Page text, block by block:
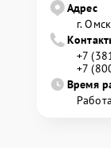
Адрес
г.
+7
+7
Время